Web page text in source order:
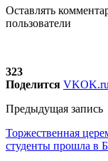
Оставлять
пользователи
323
Поделится VKOK.ru
Предыдущая запись
Торжественная
студенты прошла в